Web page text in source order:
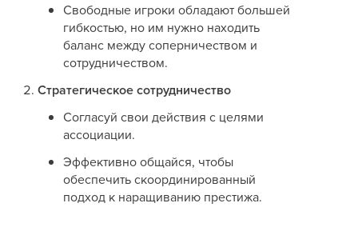
Свободные игроки обладают большей
гибкостью, но им нужно находить
баланс между соперничеством и
сотрудничеством.
Стратегическое сотрудничество
Согласуй свои действия с целями
ассоциации.
Эффективно общайся, чтобы
обеспечить скоординированный
подход к наращиванию престижа.